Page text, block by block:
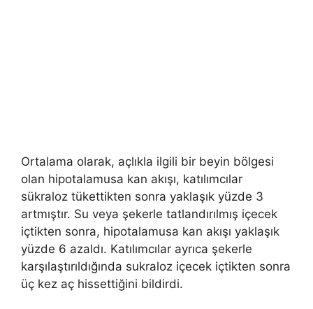
Ortalama olarak, açlıkla ilgili bir beyin bölgesi
olan hipotalamusa kan akışı, katılımcılar
sükraloz tükettikten sonra yaklaşık yüzde 3
artmıştır. Su veya şekerle tatlandırılmış içecek
içtikten sonra, hipotalamusa kan akışı yaklaşık
yüzde 6 azaldı. Katılımcılar ayrıca şekerle
karşılaştırıldığında sukraloz içecek içtikten sonra
üç kez aç hissettiğini bildirdi.